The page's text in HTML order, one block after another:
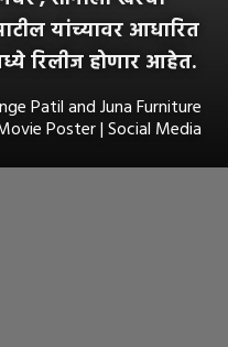
यांच्यावर आधारित
रिलीज होणार आहेत.
Patil and Juna Furniture
Poster | Social Media